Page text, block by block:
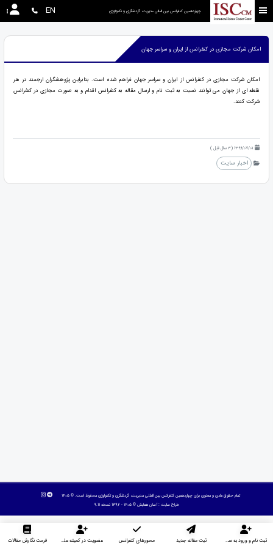
چهاردهمین کنفرانس بین المللی مدیریت، گردشگری و تکنولوژی EN
امکان شرکت مجازی در کنفرانس از ایران و سراسر جهان
امکان شرکت مجازی در کنفرانس از ایران و سراسر جهان فراهم شده است. بنابراین پژوهشگران ارجمند در هر
نقطه ای از جهان می توانند نسبت به ثبت نام و ارسال مقاله به کنفرانس اقدام و به صورت مجازی در کنفرانس
شرکت کنند.
1399/07/01 (3 سال قبل )
اخبار سایت
تمام حقوق مادی و معنوی برای چهاردهمین کنفرانس بین المللی مدیریت، گردشگری و تکنولوژی محفوظ است. © ۱۴۰۵
طراح سایت :آسان همایش © ۱۴۰۵ - 1392 نسخه 9.11
ثبت نام و ورود به سایت ثبت مقاله جدید محورهای کنفرانس عضویت در کمیته علمی داوران فرمت نگارش مقالات